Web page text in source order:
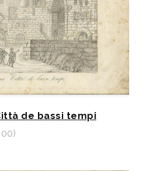
de bassi tempi